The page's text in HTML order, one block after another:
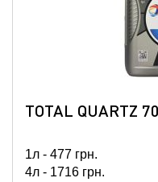
TOTAL QUARTZ
1л - 477 грн.
4л - 1716 грн.